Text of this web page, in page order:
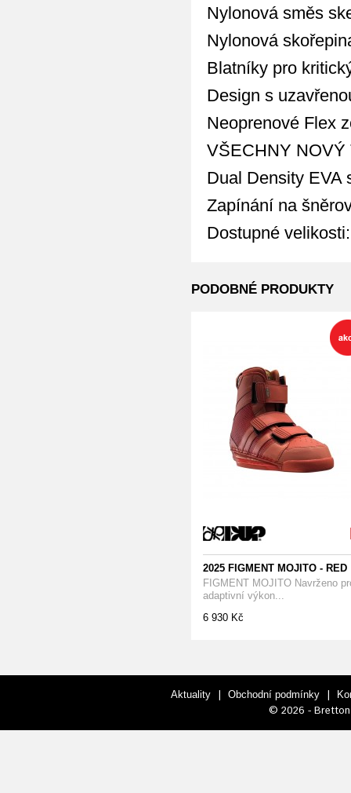
Nylonová směs
Nylonová
Blatníky pro
Design s
Neoprenové Flex
VŠECHNY NOVÝ
Dual Density EVA
Zapínání na
Dostupné
PODOBNÉ PRODUKTY
2025 FIGMENT MOJITO - RED
FIGMENT MOJITO Navrženo
adaptivní výkon...
6 930 Kč
Aktuality | Obchodní podmínky |
© 2026 - Bretton